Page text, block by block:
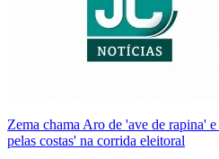
Zema chama Aro de 'ave de rapina'
pelas costas' na corrida eleitoral